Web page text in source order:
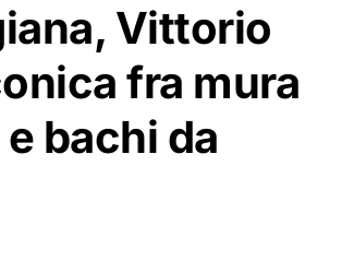
Vittorio
fra mura
bachi da